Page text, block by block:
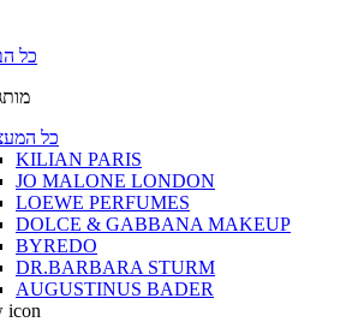
כל
כל
KILIAN PARIS
JO MALONE LONDON
LOEWE PERFUMES
DOLCE & GABBANA MAKEUP
BYREDO
DR.BARBARA STURM
AUGUSTINUS BADER